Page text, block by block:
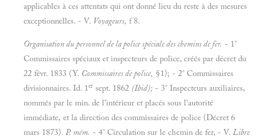
applicables à ces attentats qui ont donné lieu du reste à des mesures
exceptionnelles. - V. Voyageurs, f 8.
Organisation du personnel de la police spéciale des chemins de fer. - 1°
Commissaires spéciaux et inspecteurs de police, créés par décret du
22 févr. 1833 (Y. Commissaires de police, §1); - 2° Commissaires
divisionnaires. Id. 1er sept. 1862 (Ibid); - 3° Inspecteurs auxiliaires,
nommés par le min. de l'intérieur et placés sous l'autorité
immédiate, et la direction des commissaires de police (Décret 6
mars 1873). P. mém. - 4° Circulation sur le chemin de fer, - V. Libre